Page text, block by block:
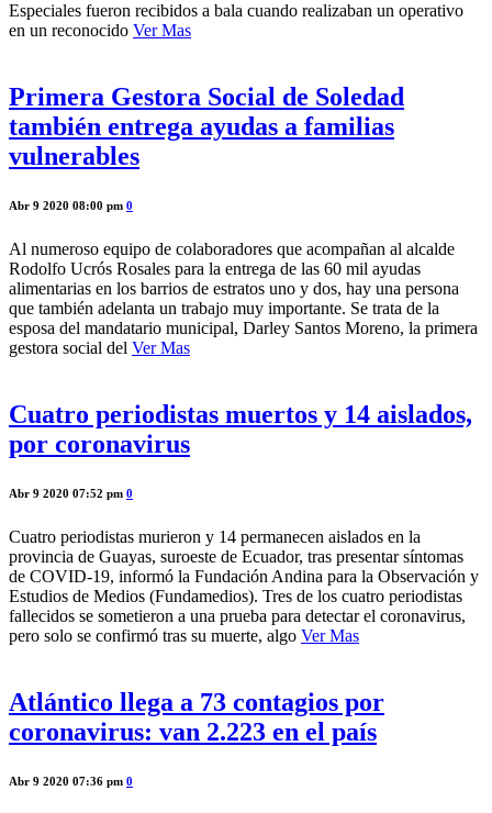
Especiales fueron recibidos a bala cuando realizaban un operativo
en un reconocido Ver Mas
Primera Gestora Social de Soledad
también entrega ayudas a familias
vulnerables
Abr 9 2020 08:00 pm 0
Al numeroso equipo de colaboradores que acompañan al alcalde
Rodolfo Ucrós Rosales para la entrega de las 60 mil ayudas
alimentarias en los barrios de estratos uno y dos, hay una persona
que también adelanta un trabajo muy importante. Se trata de la
esposa del mandatario municipal, Darley Santos Moreno, la primera
gestora social del Ver Mas
Cuatro periodistas muertos y 14 aislados,
por coronavirus
Abr 9 2020 07:52 pm 0
Cuatro periodistas murieron y 14 permanecen aislados en la
provincia de Guayas, suroeste de Ecuador, tras presentar síntomas
de COVID-19, informó la Fundación Andina para la Observación y
Estudios de Medios (Fundamedios). Tres de los cuatro periodistas
fallecidos se sometieron a una prueba para detectar el coronavirus,
pero solo se confirmó tras su muerte, algo Ver Mas
Atlántico llega a 73 contagios por
coronavirus: van 2.223 en el país
Abr 9 2020 07:36 pm 0